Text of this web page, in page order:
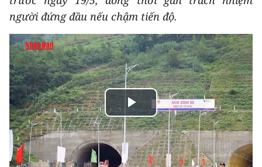
THẾ GIỚI
THỂ THAO
GIÁO DỤC
Y TẾ
KHOA HỌC - CÔNG NGHỆ
MÔI TRƯỜNG
người đứng đầu nếu chậm tiến độ.
Play
Video